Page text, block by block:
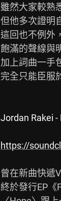
雖然大家較熟
但他多次證明
這回也不例外，
飽滿的聲線與
加上詞曲一手
完全只能臣服
Jordan Rakei -
https://
曾在新曲快遞
終於發行EP《